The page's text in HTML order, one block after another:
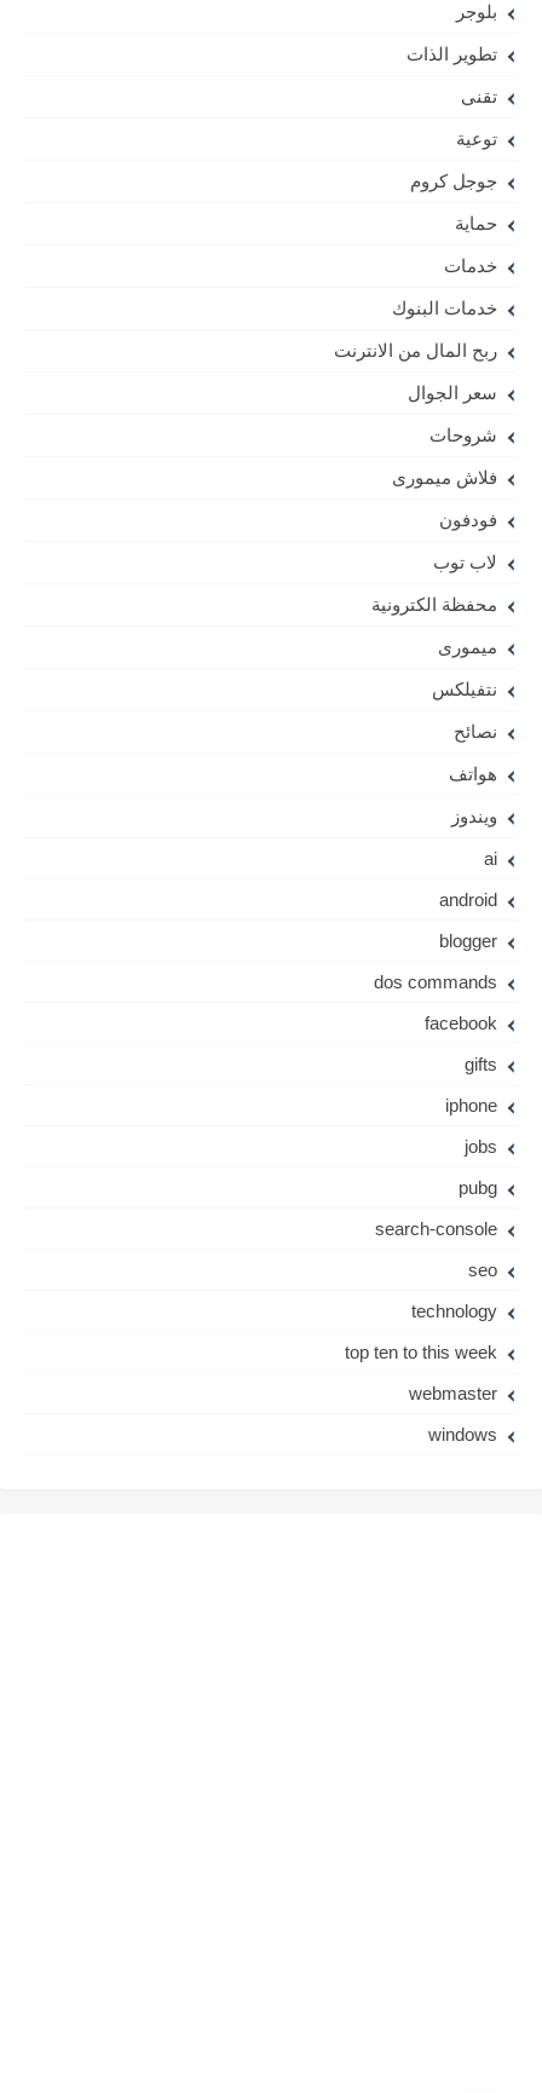
بلوجر
تطوير الذات
تقنى
توعية
جوجل كروم
حماية
خدمات
خدمات البنوك
ربح المال من الانترنت
سعر الجوال
شروحات
فلاش ميمورى
فودفون
لاب توب
محفظة الكترونية
ميمورى
نتفيلكس
نصائح
هواتف
ويندوز
ai
android
blogger
dos commands
facebook
gifts
iphone
jobs
pubg
search-console
seo
technology
top ten to this week
webmaster
windows